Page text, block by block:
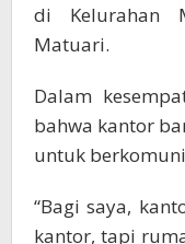
di Kelurahan
Matuari.
Dalam
bahwa kantor
untuk
“Bagi saya,
kantor, tapi